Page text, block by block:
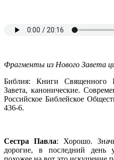
Фрагменты из Нового Завета
Библия: Книги Священного
Завета, канонические.
Российское Библейское
436-6.
Сестра Павла: Хорошо.
дорогие, в последний день